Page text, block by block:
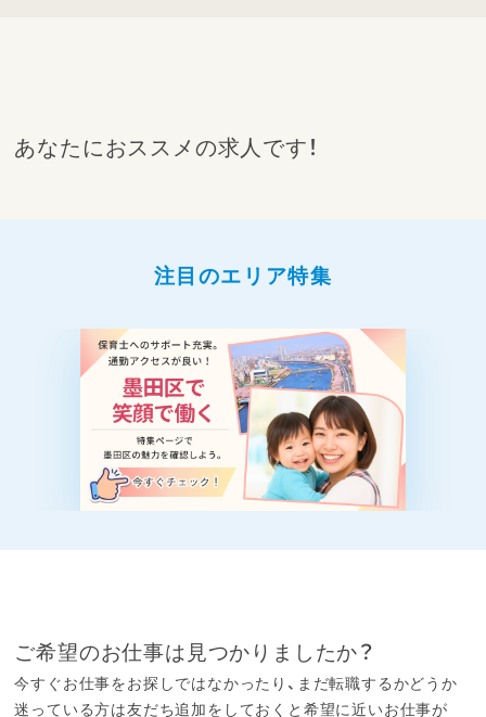
あなたにおススメの求人です！
注目のエリア特集
ご希望のお仕事は見つかりましたか？
今すぐお仕事をお探しではなかったり、まだ転職するかどうか
迷っている方は友だち追加をしておくと希望に近いお仕事が